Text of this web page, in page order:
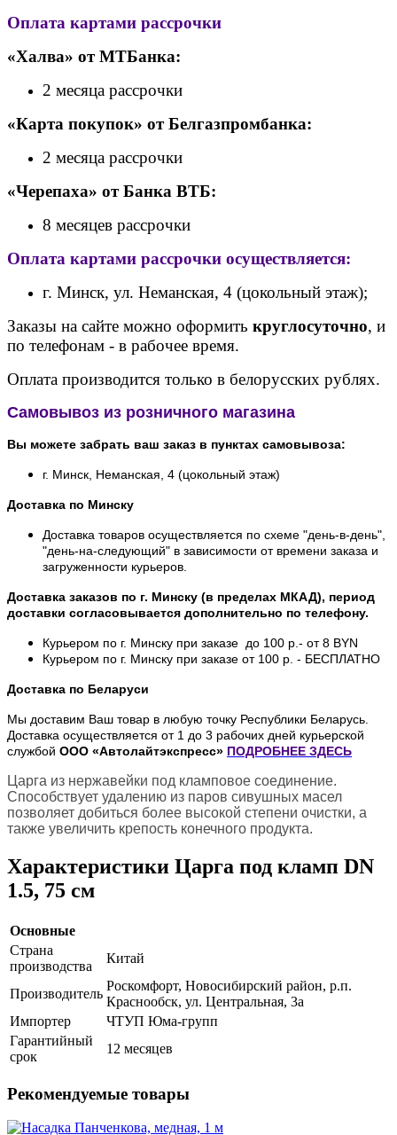
Оплата картами рассрочки
«Халва» от МТБанка:
2 месяца рассрочки
«Карта покупок» от Белгазпромбанка:
2 месяца рассрочки
«Черепаха» от Банка ВТБ:
8 месяцев рассрочки
Оплата картами рассрочки осуществляется:
г. Минск, ул. Неманская, 4 (цокольный этаж);
Заказы на сайте можно оформить круглосуточно, и
по телефонам - в рабочее время.
Оплата производится только в белорусских рублях.
Самовывоз из розничного магазина
Вы можете забрать ваш заказ в пунктах самовывоза:
г. Минск, Неманская, 4 (цокольный этаж)
Доставка по Минску
Доставка товаров осуществляется по схеме "день-в-день",
"день-на-следующий" в зависимости от времени заказа и
загруженности курьеров.
Доставка заказов по г. Минску (в пределах МКАД), период
доставки согласовывается дополнительно по телефону.
Курьером по г. Минску при заказе до 100 р.- от 8 BYN
Курьером по г. Минску при заказе от 100 р. - БЕСПЛАТНО
Доставка по Беларуси
Мы доставим Ваш товар в любую точку Республики Беларусь.
Доставка осуществляется от 1 до 3 рабочих дней курьерской
службой ООО «Автолайтэкспресс» ПОДРОБНЕЕ ЗДЕСЬ
Царга из нержавейки под кламповое соединение.
Способствует удалению из паров сивушных масел
позволяет добиться более высокой степени очистки, а
также увеличить крепость конечного продукта.
Характеристики Царга под кламп DN
1.5, 75 см
Основные
Страна
производства
Китай
Производитель
Роскомфорт, Новосибирский район, р.п.
Краснообск, ул. Центральная, 3а
Импортер
ЧТУП Юма-групп
Гарантийный
срок
12 месяцев
Рекомендуемые товары